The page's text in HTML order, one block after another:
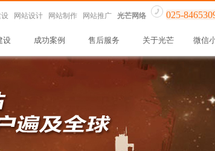
设 网站设计 网站制作 网站推广 光芒网络 025-
设 成功案例 售后服务 关于光芒 微信